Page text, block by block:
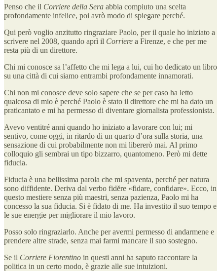
Penso che il Corriere della Sera abbia compiuto una scelta
profondamente infelice, poi avrò modo di spiegare perché.
Qui però voglio anzitutto ringraziare Paolo, per il quale ho iniziato a
scrivere nel 2008, quando aprì il Corriere a Firenze, e che per me
resta più di un direttore.
Chi mi conosce sa l’affetto che mi lega a lui, cui ho dedicato un libro
su una città di cui siamo entrambi profondamente innamorati.
Chi non mi conosce deve solo sapere che se per caso ha letto
qualcosa di mio è perché Paolo è stato il direttore che mi ha dato un
praticantato e mi ha permesso di diventare giornalista professionista.
Avevo ventitré anni quando ho iniziato a lavorare con lui; mi
sentivo, come oggi, in ritardo di un quarto d’ora sulla storia, una
sensazione di cui probabilmente non mi libererò mai. Al primo
colloquio gli sembrai un tipo bizzarro, quantomeno. Però mi dette
fiducia.
Fiducia è una bellissima parola che mi spaventa, perché per natura
sono diffidente. Deriva dal verbo fidĕre «fidare, confidare». Ecco, in
questo mestiere senza più maestri, senza pazienza, Paolo mi ha
concesso la sua fiducia. Si è fidato di me. Ha investito il suo tempo e
le sue energie per migliorare il mio lavoro.
Posso solo ringraziarlo. Anche per avermi permesso di andarmene e
prendere altre strade, senza mai farmi mancare il suo sostegno.
Se il Corriere Fiorentino in questi anni ha saputo raccontare la
politica in un certo modo, è grazie alle sue intuizioni.